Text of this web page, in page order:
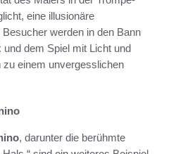
eine illusionäre
werden in den Bann
dem Spiel mit Licht und
einem unvergesslichen
, darunter die berühmte